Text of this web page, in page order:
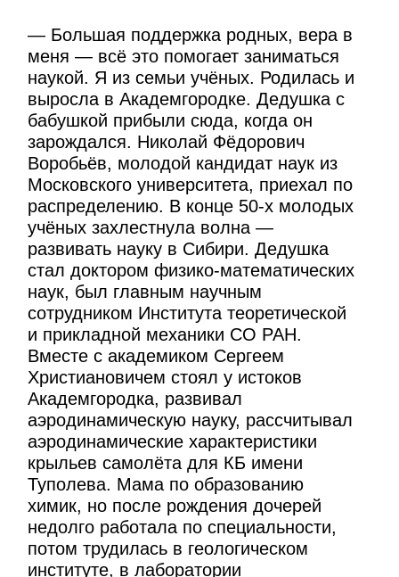
— Большая поддержка родных, вера в
меня — всё это помогает заниматься
наукой. Я из семьи учёных. Родилась и
выросла в Академгородке. Дедушка с
бабушкой прибыли сюда, когда он
зарождался. Николай Фёдорович
Воробьёв, молодой кандидат наук из
Московского университета, приехал по
распределению. В конце 50-х молодых
учёных захлестнула волна —
развивать науку в Сибири. Дедушка
стал доктором физико-математических
наук, был главным научным
сотрудником Института теоретической
и прикладной механики СО РАН.
Вместе с академиком Сергеем
Христиановичем стоял у истоков
Академгородка, развивал
аэродинамическую науку, рассчитывал
аэродинамические характеристики
крыльев самолёта для КБ имени
Туполева. Мама по образованию
химик, но после рождения дочерей
недолго работала по специальности,
потом трудилась в геологическом
институте, в лаборатории